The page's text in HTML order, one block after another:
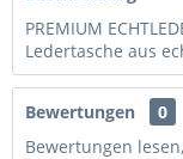
PREMIUM
Ledertasche aus
Bewertungen
0
Bewertungen